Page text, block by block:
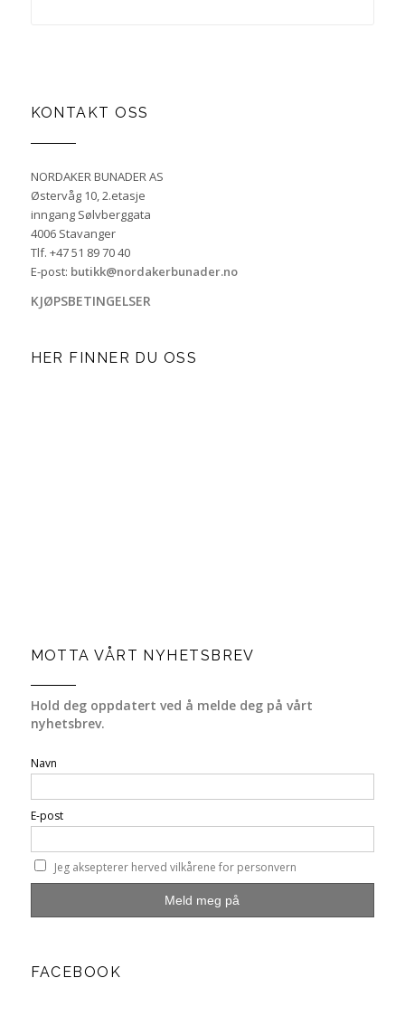
KONTAKT OSS
NORDAKER BUNADER AS
Østervåg 10, 2.etasje
inngang Sølvberggata
4006 Stavanger
Tlf. +47 51 89 70 40
E-post: butikk@nordakerbunader.no
KJØPSBETINGELSER
HER FINNER DU OSS
MOTTA VÅRT NYHETSBREV
Hold deg oppdatert ved å melde deg på vårt
nyhetsbrev.
Navn
E-post
Jeg aksepterer herved vilkårene for personvern
FACEBOOK